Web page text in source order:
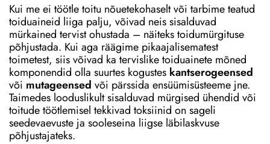
Kui me ei töötle toitu nõuetekohaselt või tarbime teatud
toiduaineid liiga palju, võivad neis sisalduvad
mürkained tervist ohustada – näiteks toidumürgituse
põhjustada. Kui aga räägime pikaajalisematest
toimetest, siis võivad ka tervislike toiduainete mõned
komponendid olla suurtes kogustes kantserogeensed
või mutageensed või pärssida ensüümisüsteeme jne.
Taimedes looduslikult sisalduvad mürgised ühendid või
toitude töötlemisel tekkivad toksiinid on sageli
seedevaevuste ja sooleseina liigse läbilaskvuse
põhjustajateks.